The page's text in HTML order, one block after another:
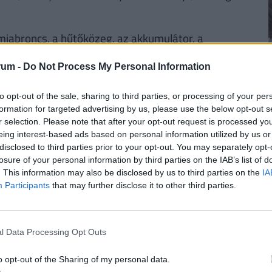
- Do Not Process My Personal Information
opt-out of the sale, sharing to third parties, or processing of your
for targeted advertising by us, please use the below opt-out
selection. Please note that after your opt-out request is processed
interest-based ads based on personal information utilized by us
to third parties prior to your opt-out. You may separately
of your personal information by third parties on the IAB’s list of
This information may also be disclosed by us to third parties on the
Participants that may further disclose it to other third parties.
Data Processing Opt Outs
opt-out of the Sharing of my personal data.
a hűtőközeg, az akkumulátor, a
elektronikai berendezés, és az úgynevezett
kell megfizetnie, aki a díjköteles terméket
célra felhasználja.
áthárítja a vevőre, szerencsésebb
a termékek árába építi be. Utóbbi azért sem
veszíti el az adóztatás, hogy a
ráadásul így azok is megfizetik a
HA NYUGDÍJBA MEGY: EGYSZERŰ